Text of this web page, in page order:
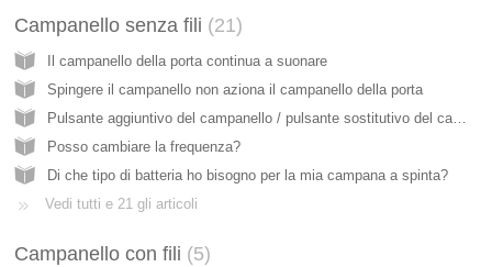
Campanello senza fili 21
Il campanello della porta continua a suonare
Spingere il campanello non aziona il campanello della porta
Posso cambiare la frequenza?
Di che tipo di batteria ho bisogno per la mia campana a spinta?
Vedi tutti e 21 gli articoli
Campanello con fili 5